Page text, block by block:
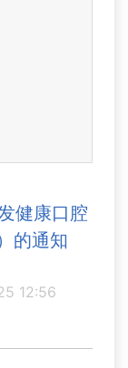
健康口腔
的通知
12:56